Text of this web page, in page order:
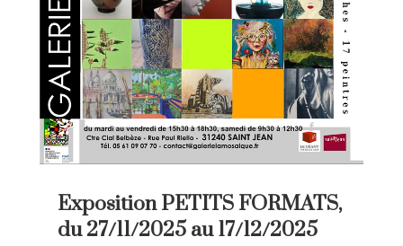
Exposition PETITS FORMATS,
du 27/11/2025 au 17/12/2025